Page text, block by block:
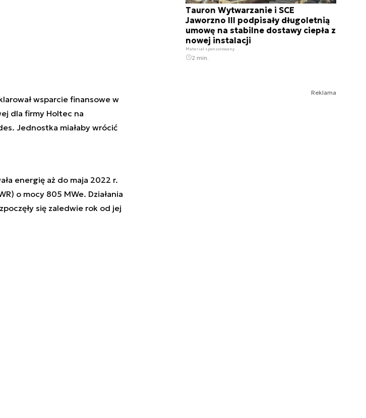
wsparcie finansowe w
dla firmy Holtec na
Jednostka miałaby wrócić
energię aż do maja 2022 r.
o mocy 805 MWe. Działania
się zaledwie rok od jej
Tauron Wytwarzanie i SCE
Jaworzno III podpisały długoletnią
umowę na stabilne dostawy ciepła z
nowej instalacji
Materiał sponsorowany
2 min.
Reklama